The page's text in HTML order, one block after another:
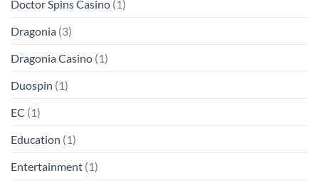
Doctor Spins Casino (1)
Dragonia (3)
Dragonia Casino (1)
Duospin (1)
EC (1)
Education (1)
Entertainment (1)